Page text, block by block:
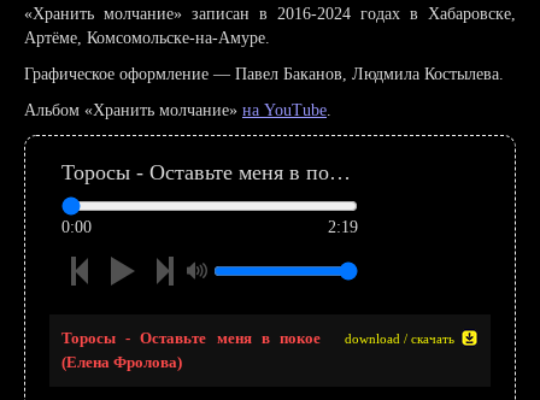
«Хранить молчание» записан в 2016-2024 годах в Хабаровске,
Артёме, Комсомольске-на-Амуре.
Графическое оформление — Павел Баканов, Людмила Костылева.
Альбом «Хранить молчание» на YouTube.
Торосы - Оставьте меня в покое (Елена Фролова)
0:00 2:19
Торосы - Оставьте меня в покое
(Елена Фролова)
download / скачать